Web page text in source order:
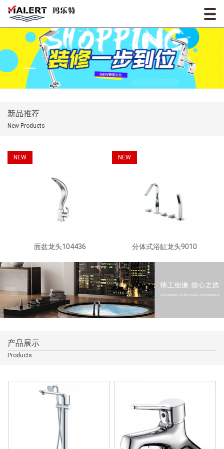
新品推荐
New Products
NEW
面盆龙头104436
NEW
分体式浴缸龙头9010
产品展示
Products